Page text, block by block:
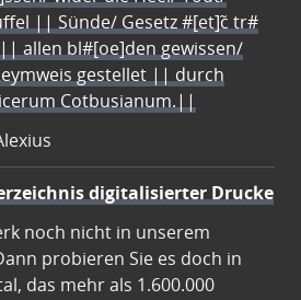
|| Sünde/ Gesetz #[et]c̃ tr#
allen bl#[oe]den gewissen/
gestellet || durch
Cotbusianum.||
digitalisierter Drucke
noch nicht in unserem
probieren Sie es doch in
das mehr als 1.600.000